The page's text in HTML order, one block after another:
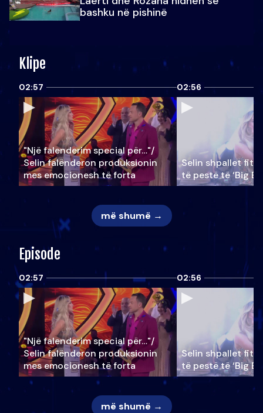
bashku në pishinë
Klipe
02:57
"Një falenderim special për…"/
Selin falënderon produksionin
mes emocionesh të forta
02:56
Selin shpallet
të pestë të ‘Big
më shumë →
Episode
02:57
"Një falenderim special për…"/
Selin falënderon produksionin
mes emocionesh të forta
02:56
Selin shpallet
të pestë të ‘Big
më shumë →